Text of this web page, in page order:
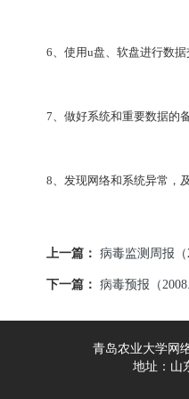
6、使用u盘、软盘进行数据
7、做好系统和重要数据的
8、发现网络和系统异常，
上一篇： 病毒监测周报（
下一篇： 病毒预报（
青岛农业大学网
地址：山